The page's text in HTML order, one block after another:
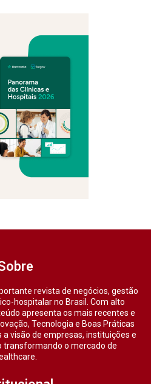
revista de negócios, gestão
hospitalar no Brasil. Com alto
apresenta os mais recentes e
Tecnologia e Boas Práticas
visão de empresas, instituições e
transformando o mercado de